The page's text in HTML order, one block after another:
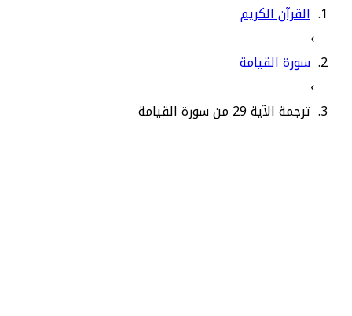
القرآن الكريم
›
سورة القيامة
›
ترجمة الآية 29 من سورة القيامة